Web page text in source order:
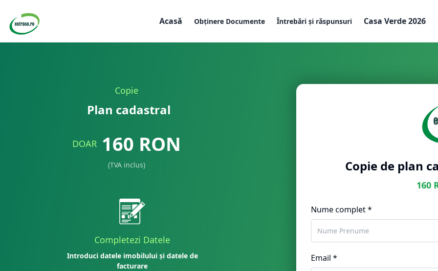
Acasă Obținere Documente Întrebări și răspunsuri Casa Verde 2026
Copie
Plan cadastral
DOAR 160 RON
(TVA inclus)
Completezi Datele
Introduci datele imobilului și datele de
facturare
Copie de plan
160
Nume complet *
Email *